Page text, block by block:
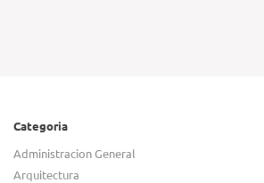
Categoria
Administracion General
Arquitectura